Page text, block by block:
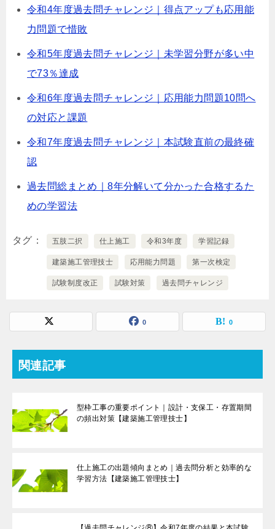
令和4年度過去問チャレンジ｜得点アップも応用能
力問題で惜敗
令和5年度過去問チャレンジ｜未学習分野が多い中
で73％達成
令和6年度過去問チャレンジ｜応用能力問題10問へ
の対応と課題
令和7年度過去問チャレンジ｜本試験直前の最終確
認
過去問総まとめ｜8年分解いて分かった合格するた
めの学習法
タグ 五肢二択 仕上施工 令和3年度 学習記録
建築施工管理技士 応用能力問題 第一次検定
試験制度改正 試験対策 過去問チャレンジ
0 0
関連記事
型枠工事の重要ポイント｜設計・支保工・存置期間
の頻出対策【建築施工管理技士】
仕上施工の出題傾向まとめ｜過去問分析と効率的な
学習方法【建築施工管理技士】